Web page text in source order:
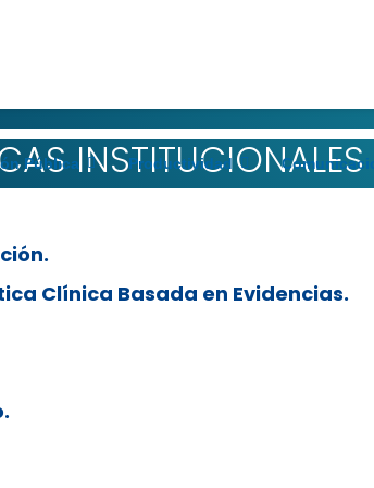
Pública Productividad
PLANEACIÓN
INSTITUCIONALES
Clínica Basada en Evidencias.